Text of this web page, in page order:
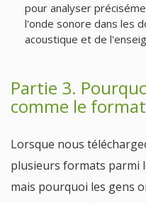
pour analyser
l'onde sonore dans les
acoustique et de
Partie 3.
comme le
Lorsque nous
plusieurs formats parmi
mais pourquoi les gens